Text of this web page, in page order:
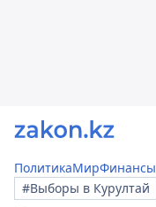
ПолитикаМирФинансы
#Выборы в Курултай